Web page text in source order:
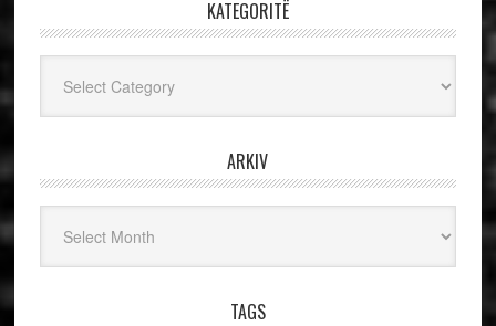
KATEGORITË
ARKIV
TAGS